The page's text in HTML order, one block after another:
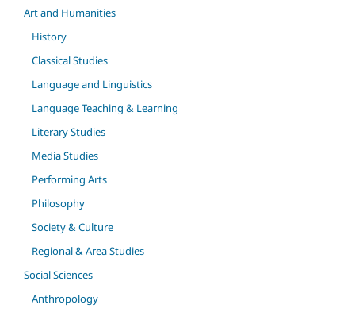
Art and Humanities
History
Classical Studies
Language and Linguistics
Language Teaching & Learning
Literary Studies
Media Studies
Performing Arts
Philosophy
Society & Culture
Regional & Area Studies
Social Sciences
Anthropology